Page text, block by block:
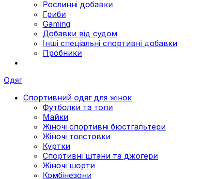
Рослинні добавки
Гриби
Gaming
Добавки від судом
Інші спеціальні спортивні добавки
Пробники
Одяг
Спортивний одяг для жінок
Футболки та топи
Майки
Жіночі спортивні бюстгальтери
Жіночі толстовки
Куртки
Спортивні штани та джогери
Жіночі шорти
Комбінезони